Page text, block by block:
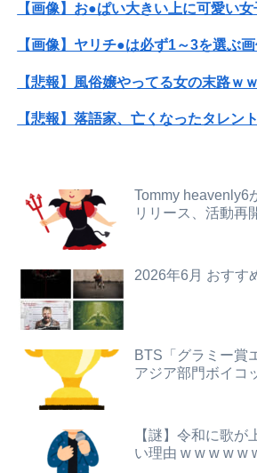
フェミさん「女性視点の避難所を提
【画像】ヤリチ●は必ず1～3を選ぶ画
【画像】ヤリチ●は必ず1～3を選ぶ
【速報】ジャンポケ斎藤、求刑7年
【速報】NHK職員が番組出演者から
Tommy heavenly6
リリース、活動再
2026年6月 おすす
BTS「グラミー賞
アジア部門ボイコ
【謎】令和に歌が
い理由 w w w w w